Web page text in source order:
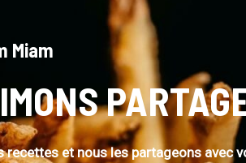
Miam
recettes et nous les partageons avec